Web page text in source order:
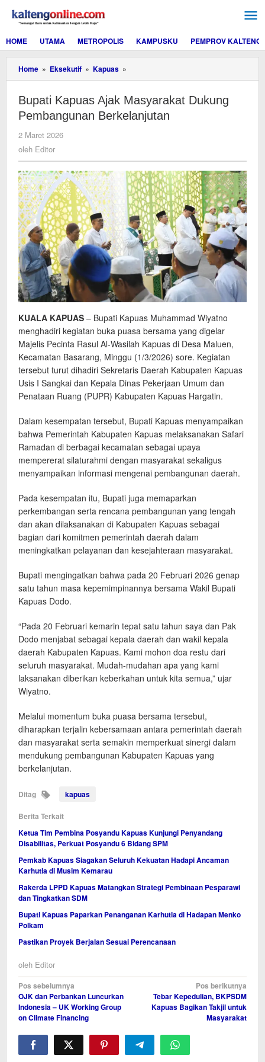
konten
HOME
UTAMA METROPOLIS KAMPUSKU PEMPROV KALTENG
Home » Eksekutif » Kapuas »
Kapuas
Masyarakat
Dukung
Pembangunan
Bupati Kapuas Ajak Masyarakat Dukung
Pembangunan Berkelanjutan
2 Maret 2026
oleh Editor
KUALA KAPUAS – Bupati Kapuas Muhammad Wiyatno
menghadiri kegiatan buka puasa bersama yang digelar
Majelis Pecinta Rasul Al-Wasilah Kapuas di Desa Maluen,
Kecamatan Basarang, Minggu (1/3/2026) sore. Kegiatan
tersebut turut dihadiri Sekretaris Daerah Kabupaten Kapuas
Usis I Sangkai dan Kepala Dinas Pekerjaan Umum dan
Penataan Ruang (PUPR) Kabupaten Kapuas Hargatin.
Dalam kesempatan tersebut, Bupati Kapuas menyampaikan
bahwa Pemerintah Kabupaten Kapuas melaksanakan Safari
Ramadan di berbagai kecamatan sebagai upaya
mempererat silaturahmi dengan masyarakat sekaligus
menyampaikan informasi mengenai pembangunan daerah.
Pada kesempatan itu, Bupati juga memaparkan
perkembangan serta rencana pembangunan yang tengah
dan akan dilaksanakan di Kabupaten Kapuas sebagai
bagian dari komitmen pemerintah daerah dalam
meningkatkan pelayanan dan kesejahteraan masyarakat.
Bupati mengingatkan bahwa pada 20 Februari 2026 genap
satu tahun masa kepemimpinannya bersama Wakil Bupati
Kapuas Dodo.
“Pada 20 Februari kemarin tepat satu tahun saya dan Pak
Dodo menjabat sebagai kepala daerah dan wakil kepala
daerah Kabupaten Kapuas. Kami mohon doa restu dari
seluruh masyarakat. Mudah-mudahan apa yang kami
laksanakan diberikan keberkahan untuk kita semua,” ujar
Wiyatno.
Melalui momentum buka puasa bersama tersebut,
diharapkan terjalin kebersamaan antara pemerintah daerah
dan masyarakat serta semakin memperkuat sinergi dalam
mendukung pembangunan Kabupaten Kapuas yang
berkelanjutan.
Ditag kapuas
Berita Terkait
Ketua Tim Pembina Posyandu Kapuas Kunjungi Penyandang
Disabilitas, Perkuat Posyandu 6 Bidang SPM
Pemkab Kapuas Siagakan Seluruh Kekuatan Hadapi Ancaman
Karhutla di Musim Kemarau
Rakerda LPPD Kapuas Matangkan Strategi Pembinaan Pesparawi
dan Tingkatkan SDM
Bupati Kapuas Paparkan Penanganan Karhutla di Hadapan Menko
Polkam
Pastikan Proyek Berjalan Sesuai Perencanaan
oleh Editor
Navigasi
pos
Pos sebelumnya
OJK dan Perbankan Luncurkan
Indonesia – UK Working Group
on Climate Financing
Pos berikutnya
Tebar Kepedulian, BKPSDM
Kapuas Bagikan Takjil untuk
Masyarakat